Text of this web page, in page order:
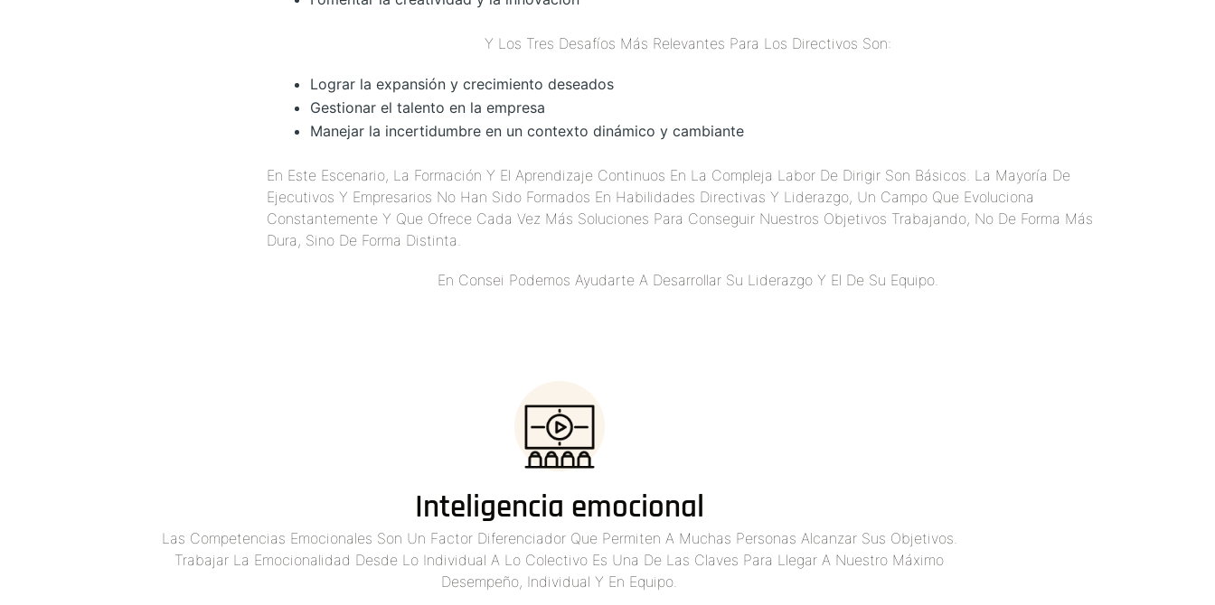
Y Los Tres Desafíos Más Relevantes Para Los Directivos Son:
Lograr la expansión y crecimiento deseados
Gestionar el talento en la empresa
Manejar la incertidumbre en un contexto dinámico y cambiante
En Este Escenario, La Formación Y El Aprendizaje Continuos En La Compleja Labor De Dirigir Son Básicos. La Mayoría De
Ejecutivos Y Empresarios No Han Sido Formados En Habilidades Directivas Y Liderazgo, Un Campo Que Evoluciona
Constantemente Y Que Ofrece Cada Vez Más Soluciones Para Conseguir Nuestros Objetivos Trabajando, No De Forma Más
Dura, Sino De Forma Distinta.
En Consei Podemos Ayudarte A Desarrollar Su Liderazgo Y El De Su Equipo.
Inteligencia emocional
Las Competencias Emocionales Son Un Factor Diferenciador Que Permiten A Muchas Personas Alcanzar Sus Objetivos.
Trabajar La Emocionalidad Desde Lo Individual A Lo Colectivo Es Una De Las Claves Para Llegar A Nuestro Máximo
Desempeño, Individual Y En Equipo.